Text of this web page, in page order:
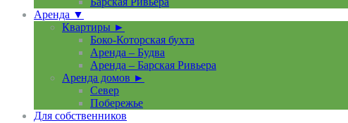
Аренда ▼
Квартиры ►
Боко-Которская бухта
Аренда – Будва
Аренда – Барская Ривьера
Аренда домов ►
Север
Побережье
Для собственников